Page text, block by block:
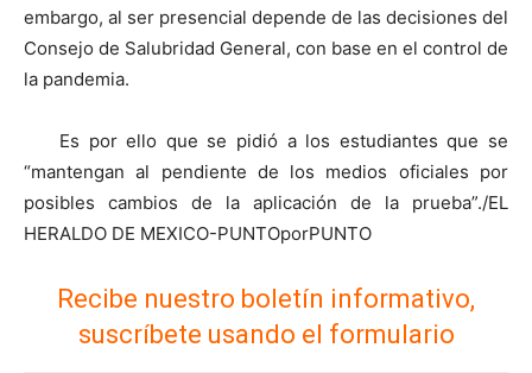
embargo, al ser presencial depende de las decisiones del
Consejo de Salubridad General, con base en el control de
la pandemia.
Es por ello que se pidió a los estudiantes que se
“mantengan al pendiente de los medios oficiales por
posibles cambios de la aplicación de la prueba”./EL
HERALDO DE MEXICO-PUNTOporPUNTO
Recibe nuestro boletín informativo,
suscríbete usando el formulario